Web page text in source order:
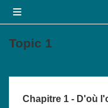
Topic 1
Chapitre 1 - D'où